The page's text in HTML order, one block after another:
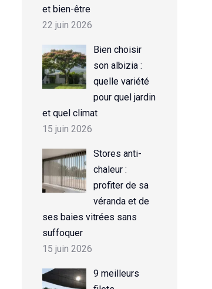
et bien-être
22 juin 2026
Bien choisir
son albizia :
quelle variété
pour quel jardin
et quel climat
15 juin 2026
Stores anti-
chaleur :
profiter de sa
véranda et de
ses baies vitrées sans
suffoquer
15 juin 2026
9 meilleurs